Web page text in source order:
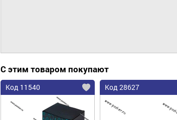
С этим товаром покупают
Код 11540 Код 28627